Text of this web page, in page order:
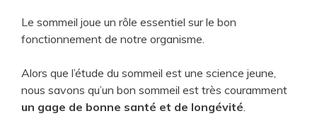
Le sommeil joue un rôle essentiel sur le bon
fonctionnement de notre organisme.
Alors que l’étude du sommeil est une science jeune,
nous savons qu’un bon sommeil est très couramment
un gage de bonne santé et de longévité.